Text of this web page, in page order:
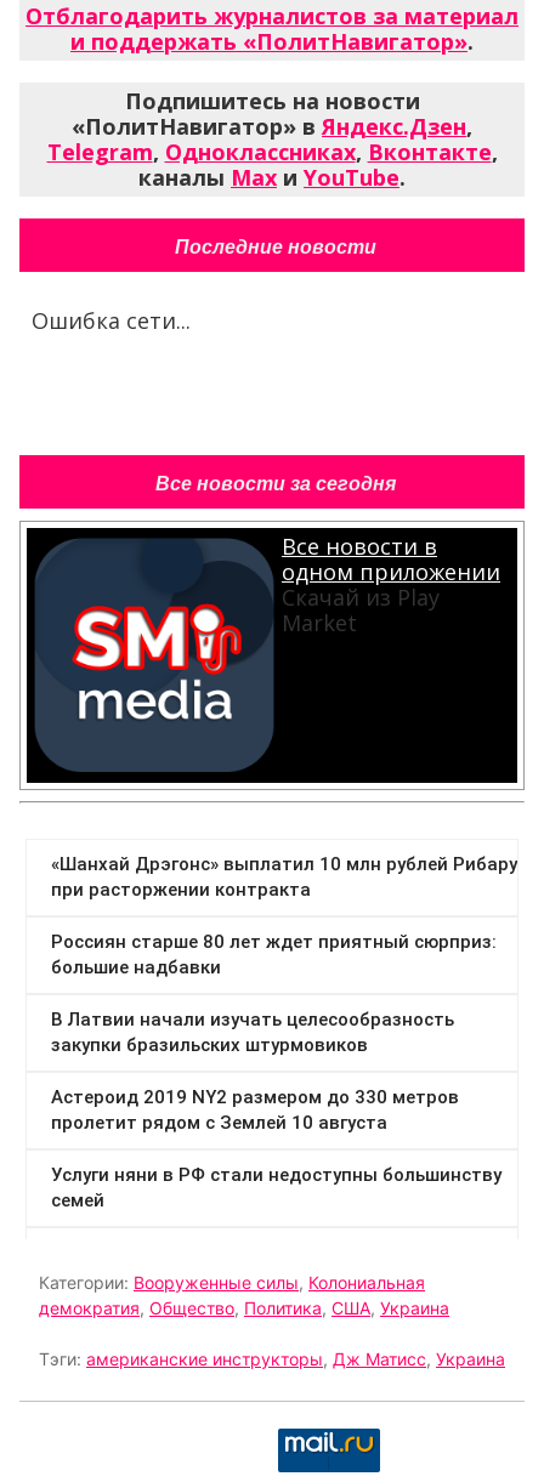
Отблагодарить журналистов за материал
и поддержать «ПолитНавигатор».
Подпишитесь на новости
«ПолитНавигатор» вЯндекс.Дзен,
Telegram, Одноклассниках, Вконтакте,
каналы Max и YouTube.
Последние новости
Ошибка сети...
Все новости за сегодня
Все новости в
одном приложении
Скачай из Play
Market
Категории: Вооруженные силы, Колониальная
демократия, Общество, Политика, США, Украина
Тэги: американские инструкторы, Дж Матисс, Украина